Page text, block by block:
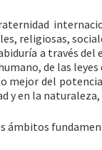
religiosas,
a través
de las leyes
mejor del
y en la
ámbitos